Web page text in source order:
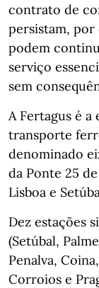
contrato de
persistam, por
podem
serviço
sem
A Fertagus é a
transporte
denominado
da Ponte 25
Lisboa e
Dez estações
(Setúbal,
Penalva,
Corroios e